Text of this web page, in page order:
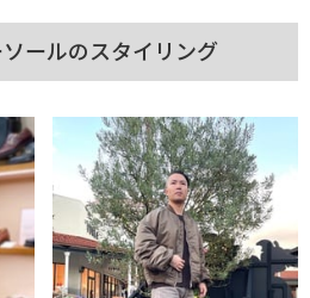
ールのスタイリング